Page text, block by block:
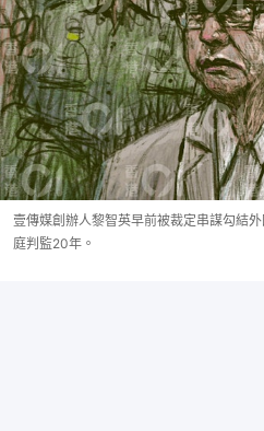
壹傳媒創辦人黎智英早前被裁定串謀勾結
庭判監20年。